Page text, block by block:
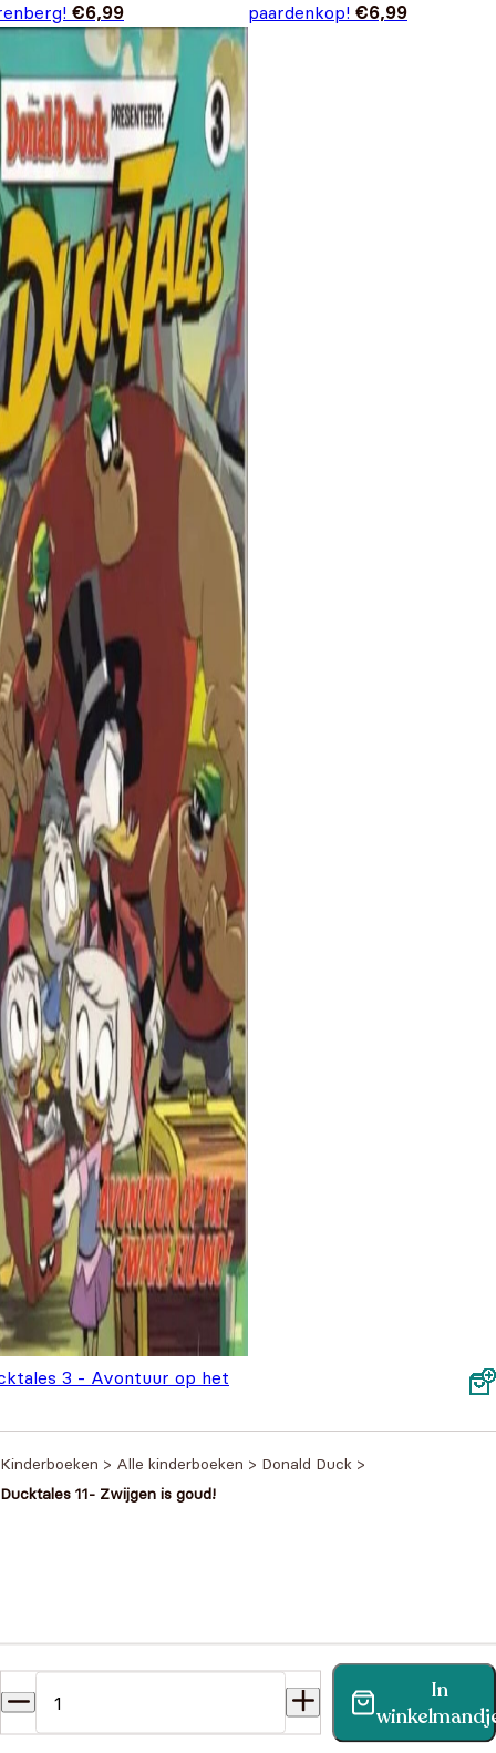
€6,99
paardenkop! €6,99
3 - Avontuur op het
Kinderboeken > Alle kinderboeken > Donald Duck >
Ducktales 11- Zwijgen is goud!
In
Vind binnen no-time antwoord op je vraag op onze
klantenservice pagina.